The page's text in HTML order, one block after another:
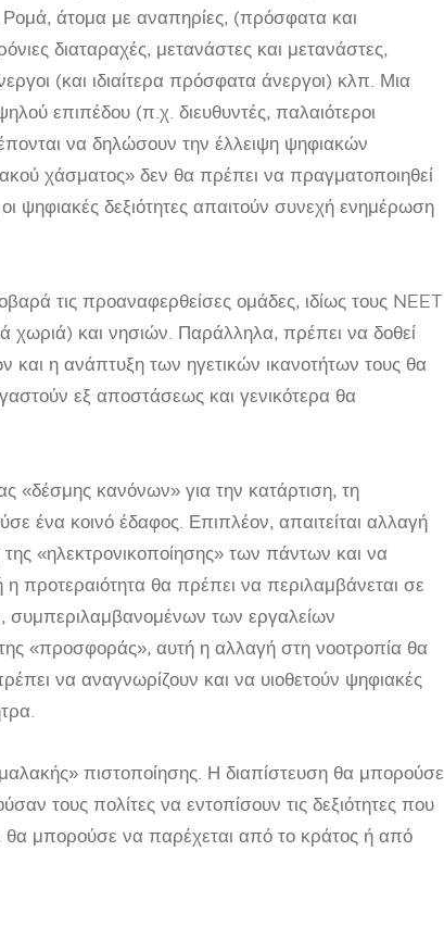
Ρομά, άτομα με αναπηρίες, (πρόσφατα και
διαταραχές, μετανάστες και μετανάστες,
(και ιδιαίτερα πρόσφατα άνεργοι) κλπ. Μια
επιπέδου (π.χ. διευθυντές, παλαιότεροι
να δηλώσουν την έλλειψη ψηφιακών
χάσματος» δεν θα πρέπει να πραγματοποιηθεί
δεξιότητες απαιτούν συνεχή ενημέρωση
τις προαναφερθείσες ομάδες, ιδίως τους NEET
χωριά) και νησιών. Παράλληλα, πρέπει να δοθεί
και η ανάπτυξη των ηγετικών ικανοτήτων τους θα
εξ αποστάσεως και γενικότερα θα
«δέσμης κανόνων» για την κατάρτιση, τη
ένα κοινό έδαφος. Επιπλέον, απαιτείται αλλαγή
«ηλεκτρονικοποίησης» των πάντων και να
η προτεραιότητα θα πρέπει να περιλαμβάνεται σε
συμπεριλαμβανομένων των εργαλείων
«προσφοράς», αυτή η αλλαγή στη νοοτροπία θα
να αναγνωρίζουν και να υιοθετούν ψηφιακές
πιστοποίησης. Η διαπίστευση θα μπορούσε
τους πολίτες να εντοπίσουν τις δεξιότητες που
θα μπορούσε να παρέχεται από το κράτος ή από